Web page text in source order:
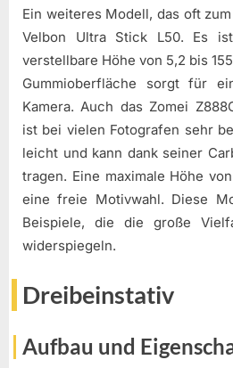
Ein weiteres Modell, das oft
Velbon Ultra Stick L50. Es
verstellbare Höhe von 5,2 bis
Gummioberfläche sorgt für
Kamera. Auch das Zomei
ist bei vielen Fotografen sehr
leicht und kann dank seiner
tragen. Eine maximale Höhe
eine freie Motivwahl. Diese
Beispiele, die die große
widerspiegeln.
Dreibeinstativ
Aufbau und